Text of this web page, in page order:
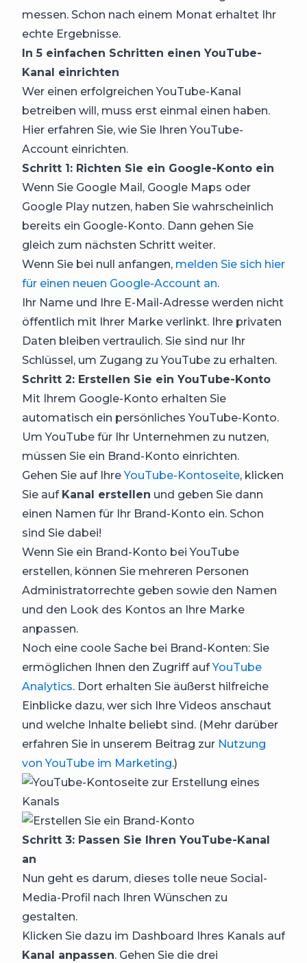
messen. Schon nach einem Monat erhaltet Ihr
echte Ergebnisse.
In 5 einfachen Schritten einen YouTube-
Kanal einrichten
Wer einen erfolgreichen YouTube-Kanal
betreiben will, muss erst einmal einen haben.
Hier erfahren Sie, wie Sie Ihren YouTube-
Account einrichten.
Schritt 1: Richten Sie ein Google-Konto ein
Wenn Sie Google Mail, Google Maps oder
Google Play nutzen, haben Sie wahrscheinlich
bereits ein Google-Konto. Dann gehen Sie
gleich zum nächsten Schritt weiter.
Wenn Sie bei null anfangen, melden Sie sich hier
für einen neuen Google-Account an.
Ihr Name und Ihre E-Mail-Adresse werden nicht
öffentlich mit Ihrer Marke verlinkt. Ihre privaten
Daten bleiben vertraulich. Sie sind nur Ihr
Schlüssel, um Zugang zu YouTube zu erhalten.
Schritt 2: Erstellen Sie ein YouTube-Konto
Mit Ihrem Google-Konto erhalten Sie
automatisch ein persönliches YouTube-Konto.
Um YouTube für Ihr Unternehmen zu nutzen,
müssen Sie ein Brand-Konto einrichten.
Gehen Sie auf IhreYouTube-Kontoseite, klicken
Sie auf Kanal erstellen und geben Sie dann
einen Namen für Ihr Brand-Konto ein. Schon
sind Sie dabei!
Wenn Sie ein Brand-Konto bei YouTube
erstellen, können Sie mehreren Personen
Administratorrechte geben sowie den Namen
und den Look des Kontos an Ihre Marke
anpassen.
Noch eine coole Sache bei Brand-Konten: Sie
ermöglichen Ihnen den Zugriff aufYouTube
Analytics. Dort erhalten Sie äußerst hilfreiche
Einblicke dazu, wer sich Ihre Videos anschaut
und welche Inhalte beliebt sind. (Mehr darüber
erfahren Sie in unserem Beitrag zur Nutzung
von YouTube im Marketing.)
Schritt 3: Passen Sie Ihren YouTube-Kanal
an
Nun geht es darum, dieses tolle neue Social-
Media-Profil nach Ihren Wünschen zu
gestalten.
Klicken Sie dazu im Dashboard Ihres Kanals auf
Kanal anpassen. Gehen Sie die drei